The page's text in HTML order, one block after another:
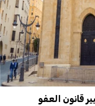
قانون العفو